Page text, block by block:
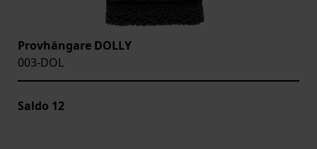
Provhängare DOLLY
003-DOL
Saldo 12